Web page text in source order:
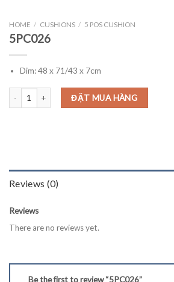
HOME / CUSHIONS / 5 POS CUSHION
5PC026
Dim: 48 x 71/43 x 7cm
5PC026 quantity
ĐẶT MUA HÀNG
Reviews (0)
Reviews
There are no reviews yet.
Be the first to review “5PC026”